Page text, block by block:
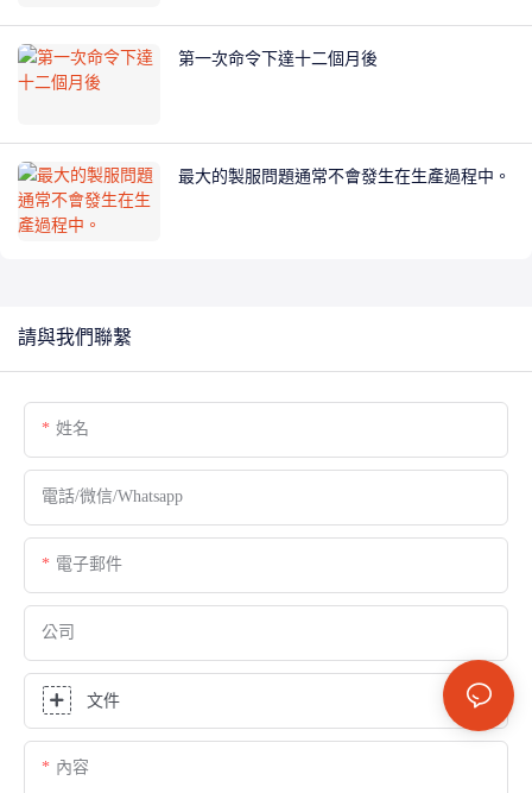
第一次命令下達十二個月後
最大的製服問題通常不會發生在生產過程中。
請與我們聯繫
姓名
電話/微信/Whatsapp
電子郵件
公司
文件
內容